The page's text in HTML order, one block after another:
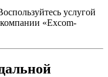
услугой
«Excom-